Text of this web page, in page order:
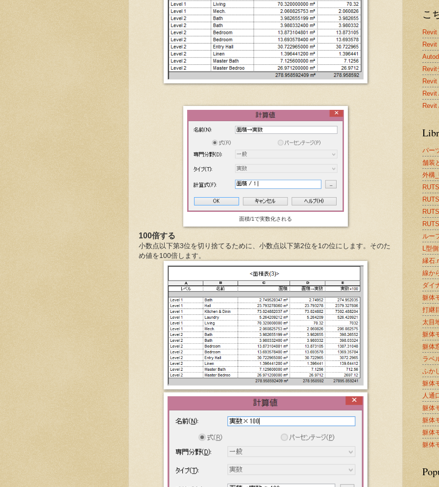
面積/1で実数化される
100倍する
小数点以下第3位を切り捨てるために、小数点以下第2位を1の位にします。そのた
め値を100倍します。
こ
Revit
Revit
Revit
Revit
Revit
Revit
パー
舗装
外構
ルー
L型
縁石
線か
ダイ
躯体
打継
太目
躯体
躯体
ラベ
ふか
躯体
人通
躯体
躯体
躯体
躯体